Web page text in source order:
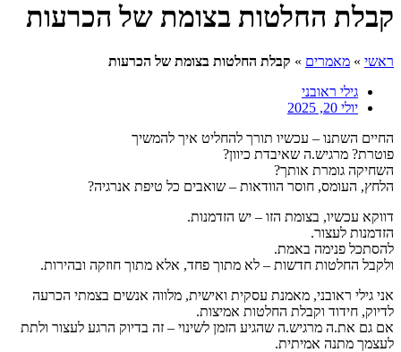
קבלת החלטות בצומת של הכרעות
ראשי » מאמרים » קבלת החלטות בצומת של הכרעות
גילי ראובני
יולי 20, 2025
החיים השתנו – עכשיו תורך להחליט איך להמשיך
פוטרת? מרגיש.ה שאיבדת כיוון?
השחיקה גומרת אותך?
הלחץ, העומס, חוסר הוודאות – שואבים כל טיפת אנרגיה?
דווקא עכשיו, בצומת הזו – יש הזדמנות.
הזדמנות לעצור.
להסתכל פנימה באמת.
ולקבל החלטות חדשות – לא מתוך פחד, אלא מתוך חוזקה ובהירות.
אני גילי ראובני, מאמנת עסקית ואישית, מלווה אנשים בצמתי הכרעה
לדיוק, חידוד וקבלת החלטות אמיצות.
אם גם את.ה מרגיש.ה שהגיע הזמן לשינוי – זה בדיוק הרגע לעצור ולתת
לעצמך מתנה אמיתית.